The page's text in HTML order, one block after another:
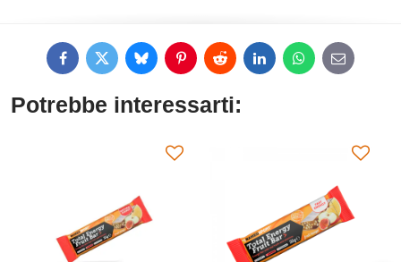
FacebookTwitterBlueskyPinterestReddit LinkedInWhatsApp
E-
mail
Potrebbe interessarti: